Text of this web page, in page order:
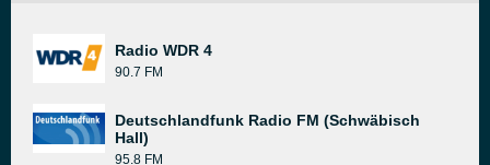
Radio WDR 4
90.7 FM
Deutschlandfunk Radio FM (Schwäbisch
Hall)
95.8 FM